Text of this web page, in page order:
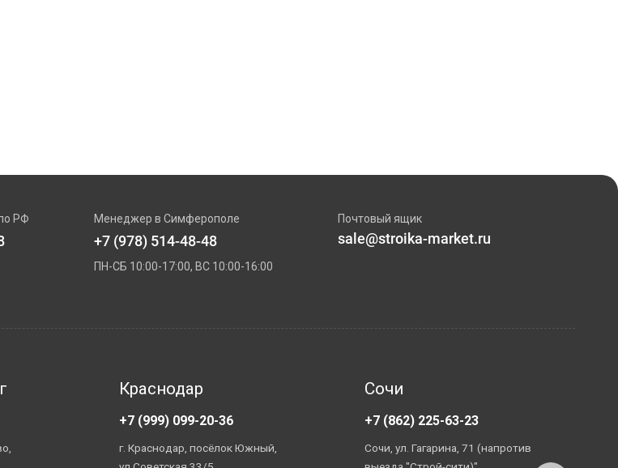
РФ Менеджер в Симферополe
+7 (978) 514-48-48
ПН-СБ 10:00-17:00, ВС 10:00-16:00
Почтовый ящик
sale@stroika-market.ru
Краснодар
+7 (999) 099-20-36
г. Краснодар, посёлок Южный,
Сочи
+7 (862) 225-63-23
Сочи, ул. Гагарина, 71 (напротив